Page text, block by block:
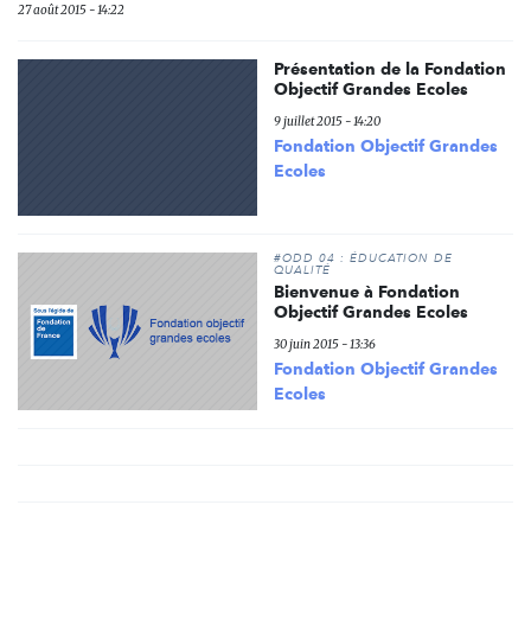
27 août 2015 - 14:22
Présentation de la Fondation
Objectif Grandes Ecoles
9 juillet 2015 - 14:20
Fondation Objectif Grandes
Ecoles
#ODD 04 : ÉDUCATION DE
QUALITÉ
Bienvenue à Fondation
Objectif Grandes Ecoles
30 juin 2015 - 13:36
Fondation Objectif Grandes
Ecoles